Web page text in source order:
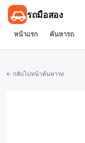
รถมือสอง
หน้าแรก ค้นหารถ
← กลับไปหน้าค้นหารถ